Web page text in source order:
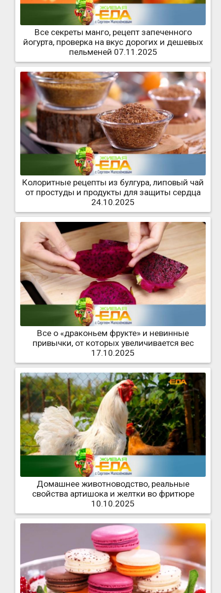
Все секреты манго, рецепт запеченного
йогурта, проверка на вкус дорогих и дешевых
пельменей 07.11.2025
Колоритные рецепты из булгура, липовый чай
от простуды и продукты для защиты сердца
24.10.2025
Все о «драконьем фрукте» и невинные
привычки, от которых увеличивается вес
17.10.2025
Домашнее животноводство, реальные
свойства артишока и желтки во фритюре
10.10.2025